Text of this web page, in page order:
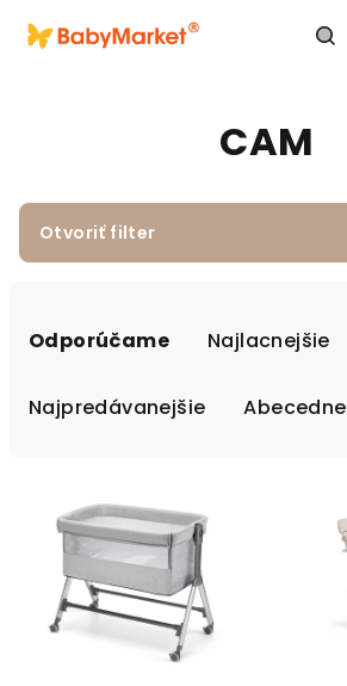
CAM
Otvoriť filter
Odporúčame Najlacnejšie
Najpredávanejšie Abecedne